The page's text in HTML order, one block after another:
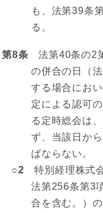
も、法第39条
る。
第8条 法第40条の2
の併合の日（
する場合にお
定による認可
る定時総会は
ず、当該日か
ばならない。
○2 特別経理株式
法第256条第3
合を含む。）